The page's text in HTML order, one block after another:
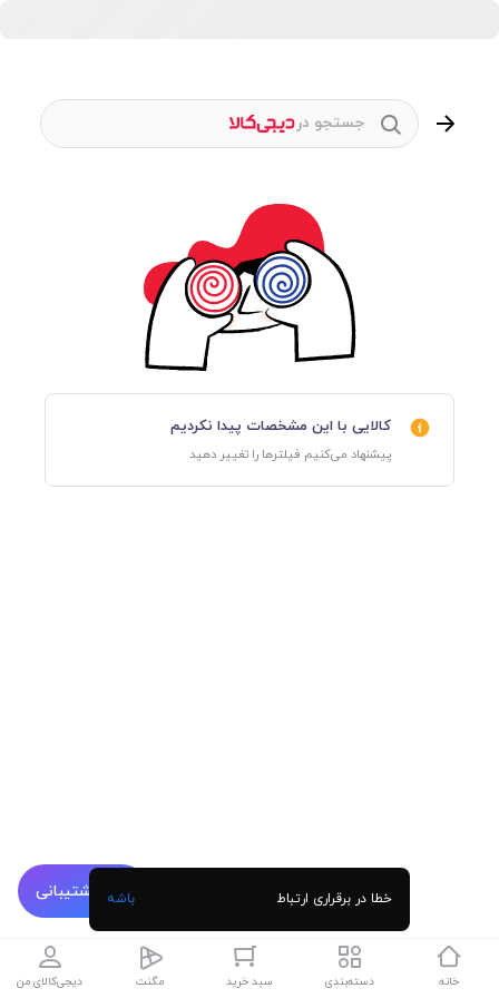
پشتیبانی
جستجو در
کالایی با این مشخصات پیدا نکردیم
پیشنهاد می‌کنیم فیلترها را تغییر دهید
خانه دسته‌بندی سبد خرید مگنت دیجی‌کالای من
خطا در برقراری ارتباط باشه